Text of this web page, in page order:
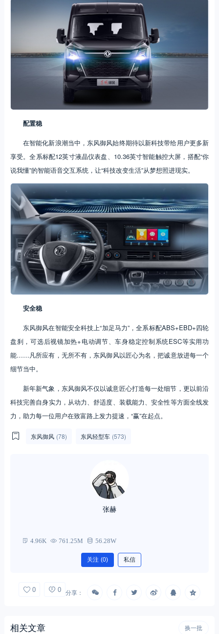
配置稳
在智能化新浪潮当中，东风御风始终期待以新科技带给用户更多新
享受。全系标配12英寸液晶仪表盘、10.36英寸智能触控大屏，搭配“你
说我懂”的智能语音交互系统，让“科技改变生活”从梦想照进现实。
安全稳
东风御风在智能安全科技上“加足马力”，全系标配ABS+EBD+四轮
盘刹，可选后视镜加热+电动调节、车身稳定控制系统ESC等实用功
能……凡所应有，无所不有，东风御风以匠心为名，把诚意放进每一个
细节当中。
新年新气象，东风御风不仅以诚意匠心打造每一处细节，更以前沿
科技完善自身实力，从动力、舒适度、装载能力、安全性等方面全线发
力，助力每一位用户在致富路上发力提速，“赢”在起点。
东风御风 (78) 东风轻型车 (573)
张赫
4.96K 761.25M 56.28W
关注 (0) 私信
0 0 分享：
相关文章 换一批